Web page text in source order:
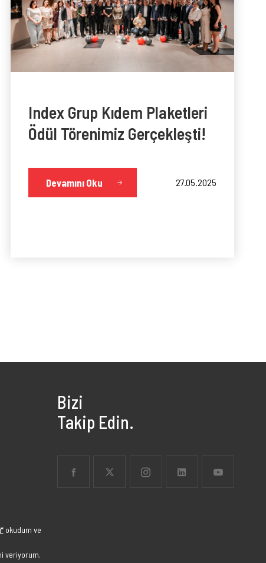
Index Grup Kıdem Plaketleri
Ödül Törenimiz Gerçekleşti!
Devamını Oku 27.05.2025
okudum ve
veriyorum.
Bizi
Takip Edin.